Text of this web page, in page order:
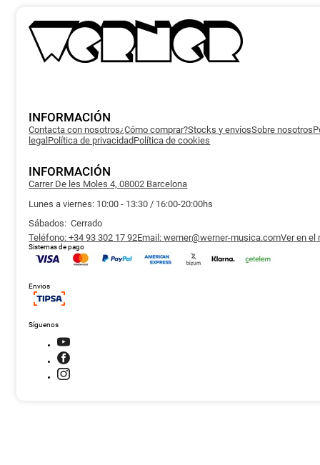
INFORMACIÓN
Contacta con nosotros¿Cómo comprar?Stocks y envíosSobre nosotros
legalPolítica de privacidadPolítica de cookies
INFORMACIÓN
Carrer De les Moles 4, 08002 Barcelona
Lunes a viernes: 10:00 - 13:30 / 16:00-20:00hs
Sábados: Cerrado
Teléfono: +34 93 302 17 92Email: werner@werner-musica.comVer en el
Sistemas de pago
Envios
Síguenos